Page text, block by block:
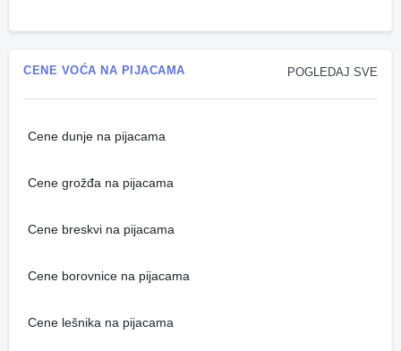
POGLEDAJ SVE
CENE VOĆA NA PIJACAMA
Cene dunje na pijacama
Cene grožđa na pijacama
Cene breskvi na pijacama
Cene borovnice na pijacama
Cene lešnika na pijacama